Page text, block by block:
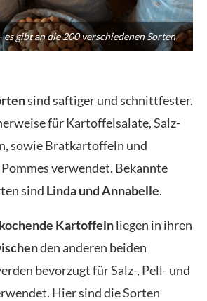
gibt an die 200 verschiedenen Sorten
sind saftiger und schnittfester.
für Kartoffelsalate, Salz-
sowie Bratkartoffeln und
verwendet. Bekannte
sind Linda und Annabelle.
Kartoffelnliegen in ihren
den anderen beiden
bevorzugt für Salz-, Pell- und
Hier sind die Sorten